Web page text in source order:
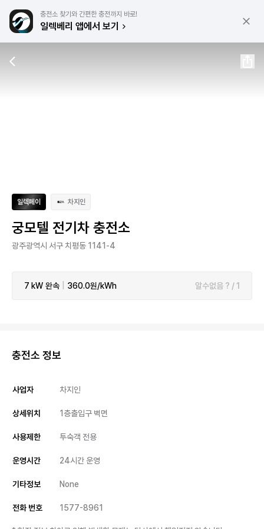
충전소 찾기와 간편한 충전까지 바로!
일렉베리 앱에서 보기
일렉페이 차지인
궁모텔 전기차 충전소
광주광역시 서구 치평동 1141-4
7 kW 완속 360.0원/kWh 알수없음 ? / 1
충전소 정보
사업자 차지인
상세위치 1층출입구 벽면
사용제한 투숙객 전용
운영시간 24시간 운영
기타정보 None
전화 번호 1577-8961